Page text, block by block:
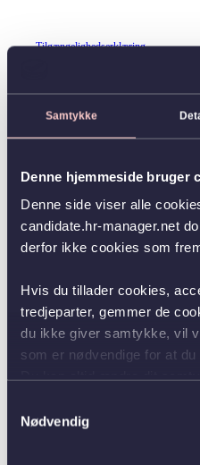
Samtykke
Denne hjemmeside bruger
Denne side viser alle
candidate.hr-manager.net
derfor ikke cookies som
Hvis du tillader cookies,
tredjeparter, gemmer de
du ikke giver samtykke, vil
som er nødvendige for at
Nødvendig
Tilgængelighedserklæring